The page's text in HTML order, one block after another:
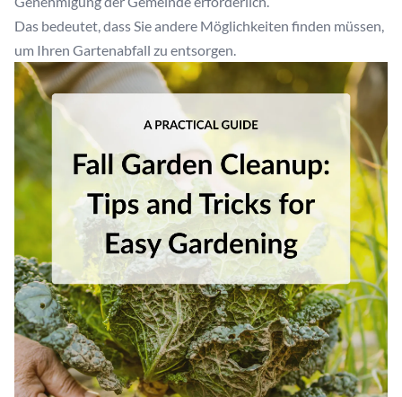
Das bedeutet, dass Sie andere Möglichkeiten finden müssen,
um Ihren Gartenabfall zu entsorgen.